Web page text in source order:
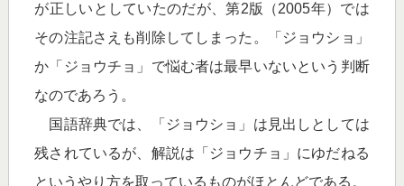
が正しいとしていたのだが、第2版（2005年）では
その注記さえも削除してしまった。「ジョウショ」
か「ジョウチョ」で悩む者は最早いないという判断
なのであろう。
国語辞典では、「ジョウショ」は見出しとしては
残されているが、解説は「ジョウチョ」にゆだねる
というやり方を取っているものがほとんどである。